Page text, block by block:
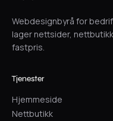
Webdesignbyrå for
lager nettsider,
fastpris.
Tjenester
Hjemmeside
Nettbutikk